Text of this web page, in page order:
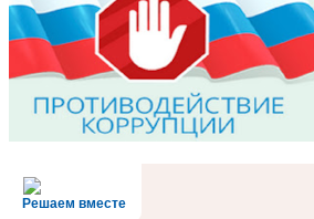
Решаем вместе